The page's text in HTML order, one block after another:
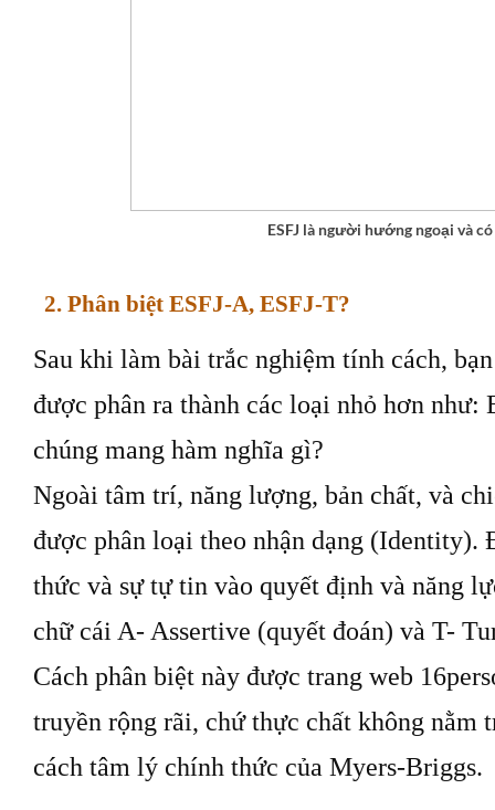
ESFJ là người hướng ngoại và
2. Phân biệt ESFJ-A, ESFJ-T?
Sau khi làm bài trắc nghiệm tính cách,
được phân ra thành các loại nhỏ hơn
chúng mang hàm nghĩa gì?
Ngoài tâm trí, năng lượng, bản chất, và
được phân loại theo nhận dạng (Identity).
thức và sự tự tin vào quyết định và năng
chữ cái A- Assertive (quyết đoán) và T-
Cách phân biệt này được trang web
truyền rộng rãi, chứ thực chất không nằm
cách tâm lý chính thức của Myers-Briggs.